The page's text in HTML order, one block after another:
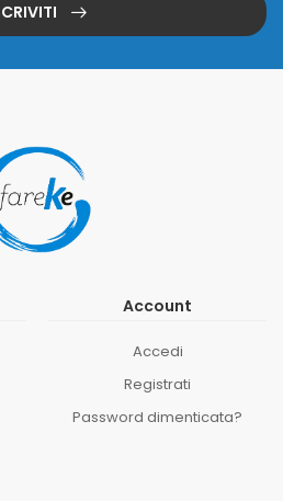
Account
Accedi
Registrati
Password dimenticata?